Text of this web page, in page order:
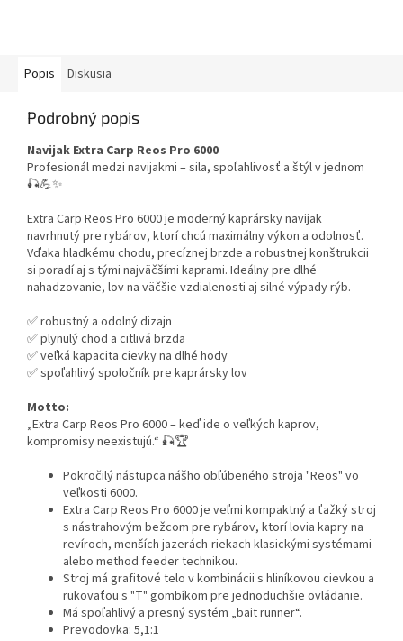
Popis Diskusia
Podrobný popis
Navijak Extra Carp Reos Pro 6000
Profesionál medzi navijakmi – sila, spoľahlivosť a štýl v jednom
🎣💪✨
Extra Carp Reos Pro 6000 je moderný kaprársky navijak
navrhnutý pre rybárov, ktorí chcú maximálny výkon a odolnosť.
Vďaka hladkému chodu, precíznej brzde a robustnej konštrukcii
si poradí aj s tými najväčšími kaprami. Ideálny pre dlhé
nahadzovanie, lov na väčšie vzdialenosti aj silné výpady rýb.
✅ robustný a odolný dizajn
✅ plynulý chod a citlivá brzda
✅ veľká kapacita cievky na dlhé hody
✅ spoľahlivý spoločník pre kaprársky lov
Motto:
„Extra Carp Reos Pro 6000 – keď ide o veľkých kaprov,
kompromisy neexistujú.“ 🎣🏆
Pokročilý nástupca nášho obľúbeného stroja "Reos" vo
veľkosti 6000.
Extra Carp Reos Pro 6000 je veľmi kompaktný a ťažký stroj
s nástrahovým bežcom pre rybárov, ktorí lovia kapry na
revíroch, menších jazerách-riekach klasickými systémami
alebo method feeder technikou.
Stroj má grafitové telo v kombinácii s hliníkovou cievkou a
rukoväťou s "T" gombíkom pre jednoduchšie ovládanie.
Má spoľahlivý a presný systém „bait runner“.
Prevodovka: 5,1:1